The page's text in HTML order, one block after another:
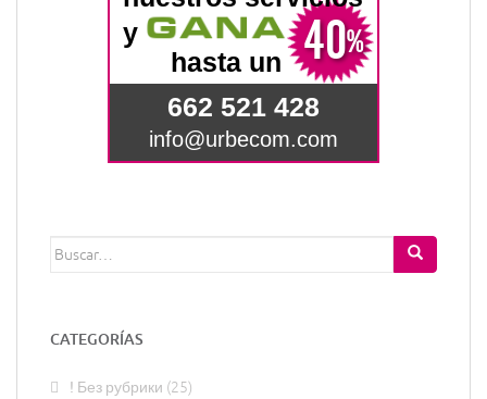
Buscar:
CATEGORÍAS
! Без рубрики (25)